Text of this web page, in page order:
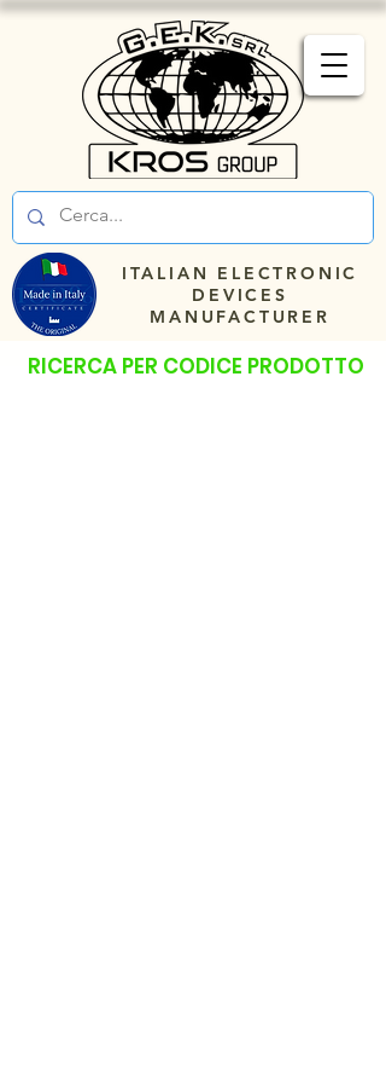
ITALIAN ELECTRONIC
DEVICES
MANUFACTURER
RICERCA PER CODICE PRODOTTO